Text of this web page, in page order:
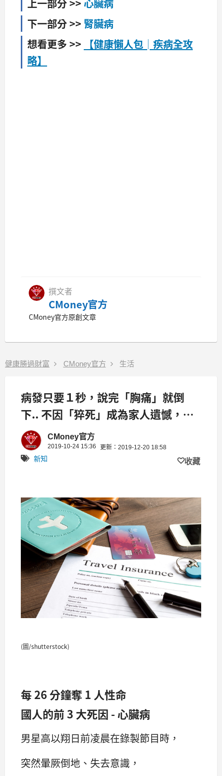
下一部分 >> 腎臟病
想看更多 >> 【健康懶人包│疾病全攻
略】
撰文者
CMoney官方
CMoney官方原創文章
健康勝過財富 CMoney官方 生活
病發只要１秒，說完「胸痛」就倒
下.. 不因「猝死」成為家人遺憾，預
防心臟病 可以這樣做
CMoney官方
2019-10-24 15:36 更新：2019-12-20 18:58
新知 收藏
(圖/shutterstock)
每 26 分鐘奪 1 人性命
國人的前 3 大死因 - 心臟病
男星高以翔日前凌晨在錄製節目時，
突然暈厥倒地、失去意識，